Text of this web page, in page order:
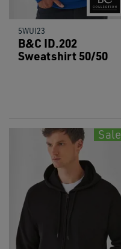
5WUI23
B&C ID.202
Sweatshirt 50/50
Sale